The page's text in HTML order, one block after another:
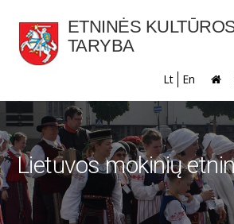
ETNINĖS
TARYBA
Lt En
Lietuvos mokinių